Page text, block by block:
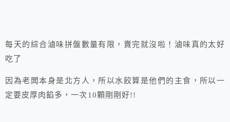
每天的綜合滷味拼盤數量有限，賣完就沒啦！滷味真的太好
吃了
因為老闆本身是北方人，所以水餃算是他們的主食，所以一
定要皮厚肉餡多，一次10顆剛剛好!!